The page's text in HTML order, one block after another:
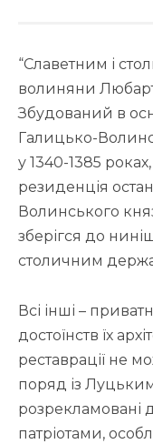
“Славетним і
волиняни
Збудований в
Галицько-
у 1340-1385
резиденція
Волинського
зберігся до
столичним
Всі інші –
достоїнств їх
реставрації не
поряд із
патріотами,